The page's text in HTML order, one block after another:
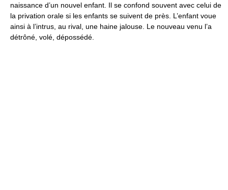
naissance d’un nouvel enfant. Il se confond souvent avec celui de
la privation orale si les enfants se suivent de près. L’enfant voue
ainsi à l’intrus, au rival, une haine jalouse. Le nouveau venu l’a
détrôné, volé, dépossédé.